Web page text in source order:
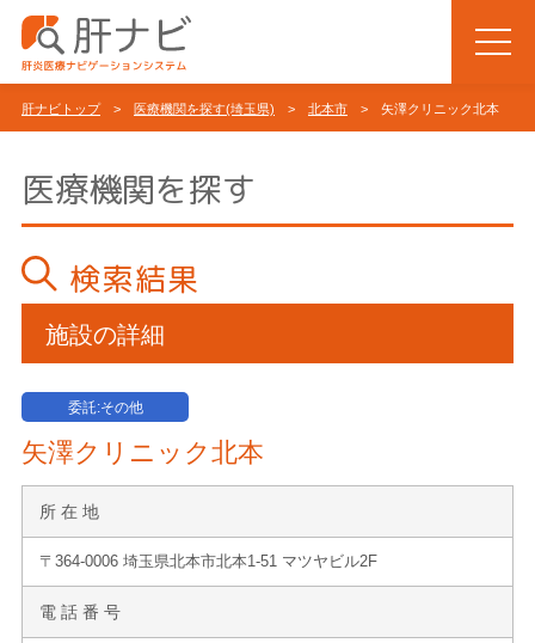
肝ナビトップ> 医療機関を探す(埼玉県) > 北本市 > 矢澤クリニック北本
医療機関を探す
検索結果
施設の詳細
委託:その他
矢澤クリニック北本
所 在 地
〒364-0006 埼玉県北本市北本1-51 マツヤビル2F
電 話 番 号